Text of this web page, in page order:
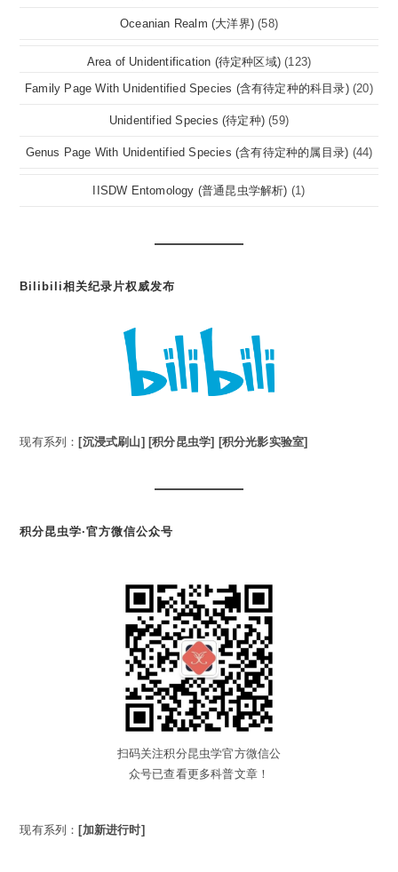
Oceanian Realm (大洋界) (58)
Area of Unidentification (待定种区域) (123)
Family Page With Unidentified Species (含有待定种的科目录) (20)
Unidentified Species (待定种) (59)
Genus Page With Unidentified Species (含有待定种的属目录) (44)
IISDW Entomology (普通昆虫学解析) (1)
Bilibili相关纪录片权威发布
现有系列： [沉浸式刷山] [积分昆虫学] [积分光影实验室]
积分昆虫学·官方微信公众号
扫码关注积分昆虫学官方微信公
众号已查看更多科普文章！
现有系列： [加新进行时]